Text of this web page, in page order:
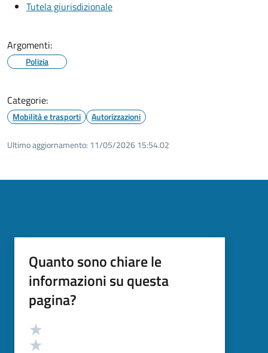
Tutela giurisdizionale
Argomenti:
Polizia
Categorie:
Mobilità e trasporti Autorizzazioni
Ultimo aggiornamento: 11/05/2026 15:54.02
Quanto sono chiare le
informazioni su questa
pagina?
Valutazione